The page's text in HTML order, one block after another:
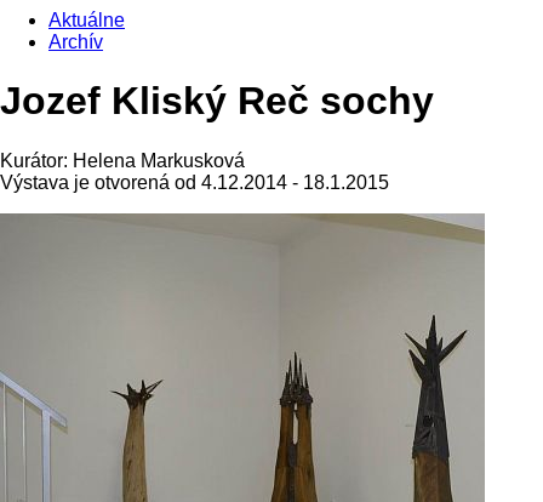
Aktuálne
Archív
Jozef Kliský Reč sochy
Kurátor: Helena Markusková
Výstava je otvorená od 4.12.2014 - 18.1.2015